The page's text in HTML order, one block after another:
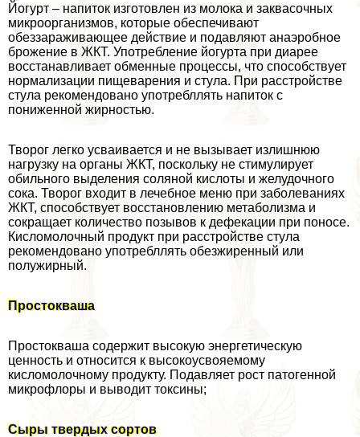
Йогурт – напиток изготовлен из молока и заквасочных
микроорганизмов, которые обеспечивают
обеззараживающее действие и подавляют анаэробное
брожение в ЖКТ. Употрeбление йогурта при диарее
восстанавливает обменные процессы, что способствует
нормализации пищеварения и стула. При расстройстве
стула рекомендовано употрeбллять напиток с
пониженной жирностью.
Творог легко усваивается и не вызывает излишнюю
нагрузку на органы ЖКТ, поскольку не стимулирует
обильного выделения соляной кислоты и желудочного
сока. Творог входит в лечебное меню при заболеваниях
ЖКТ, способствует восстановлению метаболизма и
сокращает количество позывов к дефекации при поносе.
Кисломолочный продукт при расстройстве стула
рекомендовано употрeбллять обезжиренный или
полужирный.
Простокваша
Простокваша содержит высокую энергетическую
ценность и относится к высокоусвояемому
кисломолочному продукту. Подавляет рост патогенной
микрофлоры и выводит токсины;
Сыры твердых сортов